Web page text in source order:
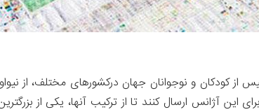
کودکان و نوجوانان جهان درکشورهای مختلف، از